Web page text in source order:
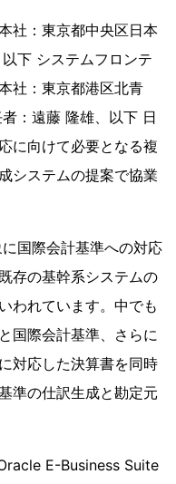
社：東京都中央区日本
下 システムフロンテ
社：東京都港区北青
：遠藤 隆雄、以下 日
に向けて必要となる複
システムの提案で協業
国際会計基準への対応
存の基幹系システムの
われています。中でも
国際会計基準、さらに
対応した決算書を同時
準の仕訳生成と勘定元
E-Business Suite